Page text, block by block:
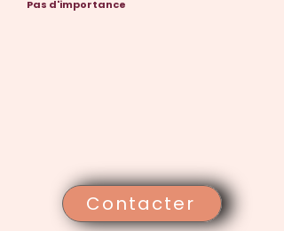
Pas d'importance
Contacter